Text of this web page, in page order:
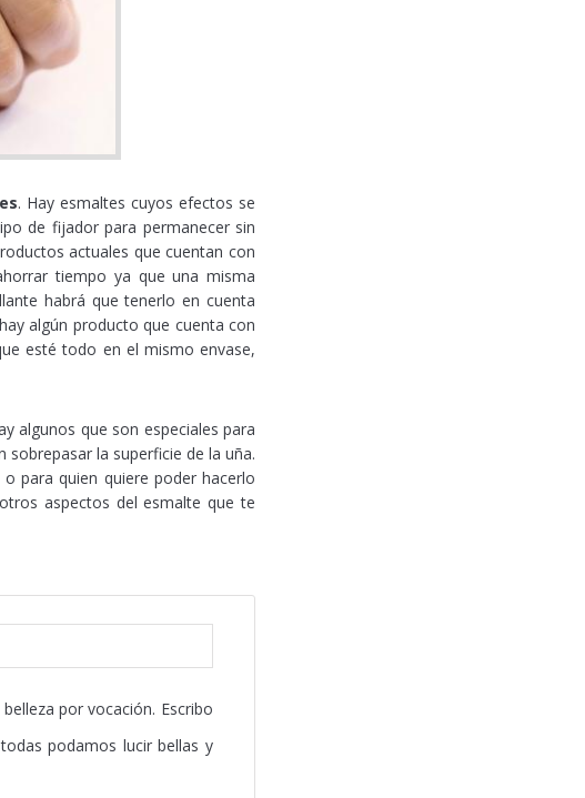
. Hay esmaltes cuyos efectos se
de fijador para permanecer sin
actuales que cuentan con
tiempo ya que una misma
habrá que tenerlo en cuenta
algún producto que cuenta con
esté todo en el mismo envase,
algunos que son especiales para
la superficie de la uña.
para quien quiere poder hacerlo
aspectos del esmalte que te
por vocación. Escribo
podamos lucir bellas y